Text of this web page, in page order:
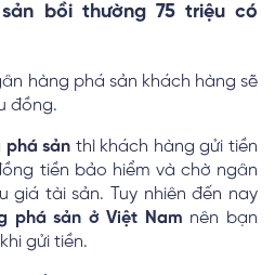
bồi thường 75 triệu có
hàng phá sản khách hàng sẽ
đồng.
phá sản thì khách hàng gửi tiền
tiền bảo hiểm và chờ ngân
giá tài sản. Tuy nhiên đến nay
phá sản ở Việt Nam nên bạn
gửi tiền.